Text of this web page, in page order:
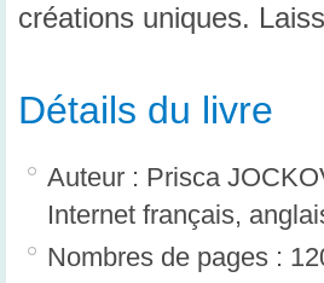
créations uniques.
Détails du livre
Auteur : Prisca
Internet français,
Nombres de pages :